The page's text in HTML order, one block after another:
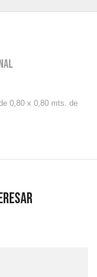
0,80 x 0,80 mts. de